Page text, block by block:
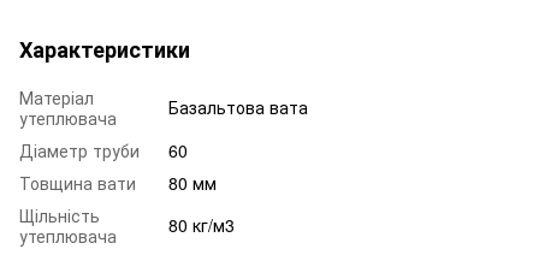
Характеристики
Матеріал
утеплювача
Базальтова вата
Діаметр труби
60
Товщина вати
80 мм
Щільність
утеплювача
80 кг/м3